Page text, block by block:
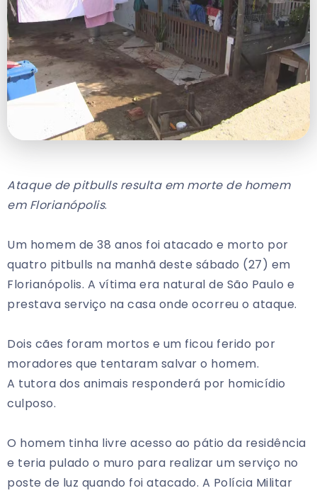
Ataque de pitbulls resulta em morte de homem
em Florianópolis.
Um homem de 38 anos foi atacado e morto por
quatro pitbulls na manhã deste sábado (27) em
Florianópolis. A vítima era natural de São Paulo e
prestava serviço na casa onde ocorreu o ataque.
Dois cães foram mortos e um ficou ferido por
moradores que tentaram salvar o homem.
A tutora dos animais responderá por homicídio
culposo.
O homem tinha livre acesso ao pátio da residência
e teria pulado o muro para realizar um serviço no
poste de luz quando foi atacado. A Polícia Militar